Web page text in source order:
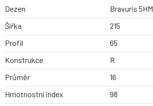
Dezen
Bravuris 5HM
Šířka
215
Profil
65
Konstrukce
R
Průměr
16
Hmotnostní index
98